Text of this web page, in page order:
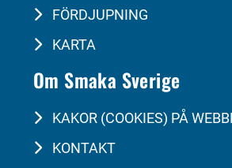
FÖRDJUPNING
KARTA
Om Smaka Sverige
KAKOR (COOKIES) PÅ
KONTAKT